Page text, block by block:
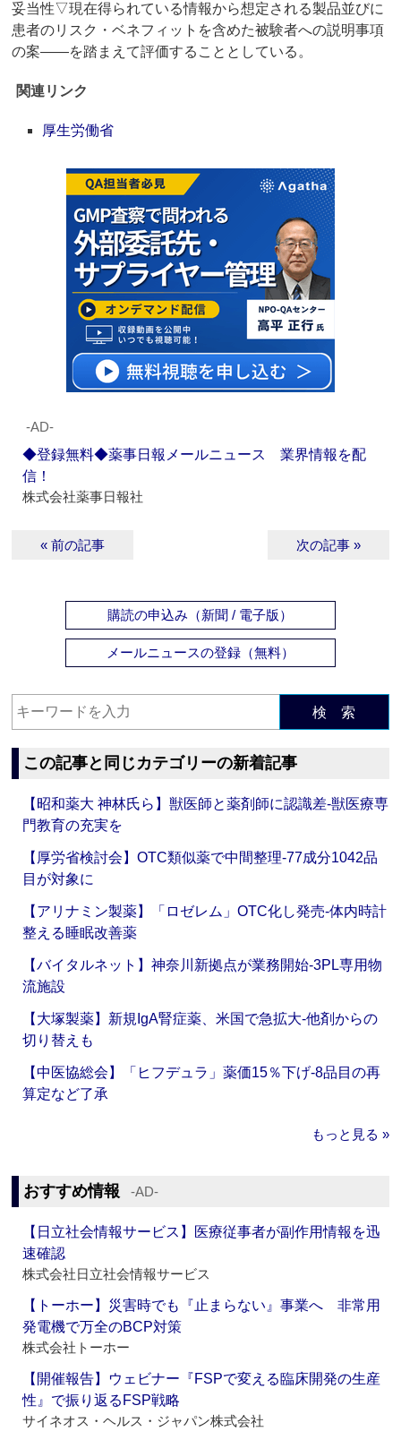
妥当性▽現在得られている情報から想定される製品並びに
患者のリスク・ベネフィットを含めた被験者への説明事項
の案――を踏まえて評価することとしている。
関連リンク
厚生労働省
‐AD‐
◆登録無料◆薬事日報メールニュース 業界情報を配
信！
株式会社薬事日報社
« 前の記事 次の記事 »
購読の申込み（新聞 / 電子版）
メールニュースの登録（無料）
検 索
この記事と同じカテゴリーの新着記事
【昭和薬大 神林氏ら】獣医師と薬剤師に認識差‐獣医療専
門教育の充実を
【厚労省検討会】OTC類似薬で中間整理‐77成分1042品
目が対象に
【アリナミン製薬】「ロゼレム」OTC化し発売‐体内時計
整える睡眠改善薬
【バイタルネット】神奈川新拠点が業務開始‐3PL専用物
流施設
【大塚製薬】新規IgA腎症薬、米国で急拡大‐他剤からの
切り替えも
【中医協総会】「ヒフデュラ」薬価15％下げ‐8品目の再
算定など了承
もっと見る »
おすすめ情報 ‐AD‐
【日立社会情報サービス】医療従事者が副作用情報を迅
速確認
株式会社日立社会情報サービス
【トーホー】災害時でも『止まらない』事業へ 非常用
発電機で万全のBCP対策
株式会社トーホー
【開催報告】ウェビナー『FSPで変える臨床開発の生産
性』で振り返るFSP戦略
サイネオス・ヘルス・ジャパン株式会社